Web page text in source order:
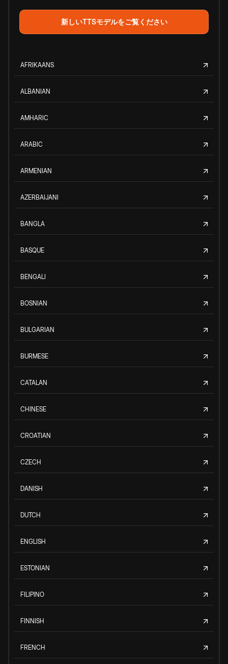
新しいTTSモデルをご覧ください
AFRIKAANS
ALBANIAN
AMHARIC
ARABIC
ARMENIAN
AZERBAIJANI
BANGLA
BASQUE
BENGALI
BOSNIAN
BULGARIAN
BURMESE
CATALAN
CHINESE
CROATIAN
CZECH
DANISH
DUTCH
ENGLISH
ESTONIAN
FILIPINO
FINNISH
FRENCH